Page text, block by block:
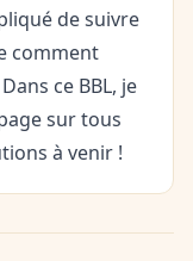
de suivre
comment
ce BBL, je
sur tous
à venir !